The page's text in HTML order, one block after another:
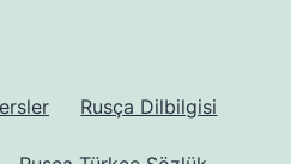
Rusça Dilbilgisi